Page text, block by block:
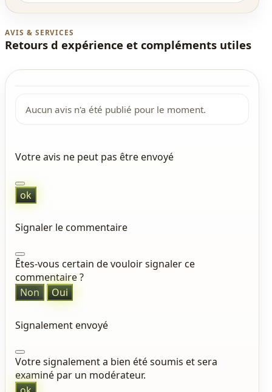
AVIS & SERVICES
Retours d expérience et compléments utiles
Aucun avis n'a été publié pour le moment.
Votre avis ne peut pas être envoyé
ok
Signaler le commentaire
Êtes-vous certain de vouloir signaler ce
commentaire ?
Non
Oui
Signalement envoyé
Votre signalement a bien été soumis et sera
examiné par un modérateur.